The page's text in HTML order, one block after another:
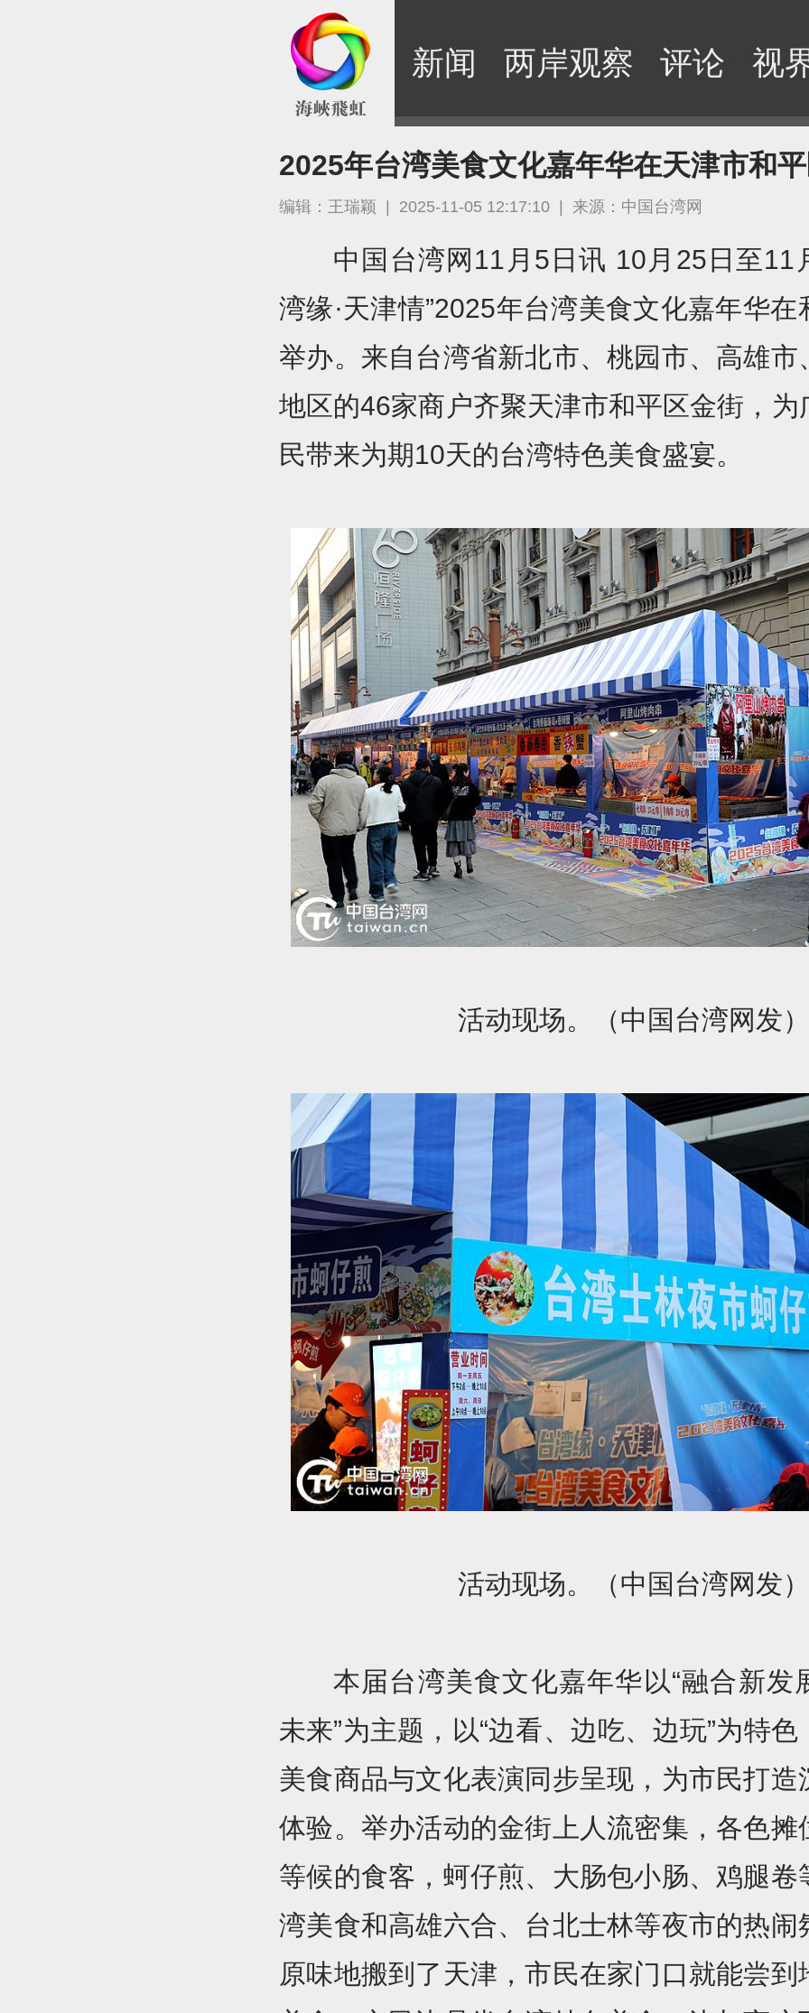
新闻 两岸观察 评论 视
2025年台湾美食文化嘉年华在天津市和
编辑：王瑞颖 | 2025-11-05 12:17:10 | 来源：中国台湾网
中国台湾网11月5日讯 10月25日至11
湾缘·天津情”2025年台湾美食文化嘉年华在
举办。来自台湾省新北市、桃园市、高雄市
地区的46家商户齐聚天津市和平区金街，为
民带来为期10天的台湾特色美食盛宴。
活动现场。（中国台湾网发）
活动现场。（中国台湾网发）
本届台湾美食文化嘉年华以“融合新发
未来”为主题，以“边看、边吃、边玩”为特
美食商品与文化表演同步呈现，为市民打造
体验。举办活动的金街上人流密集，各色摊
等候的食客，蚵仔煎、大肠包小肠、鸡腿卷
湾美食和高雄六合、台北士林等夜市的热闹
原味地搬到了天津，市民在家门口就能尝到